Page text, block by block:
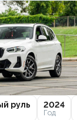
руль 2024
Год